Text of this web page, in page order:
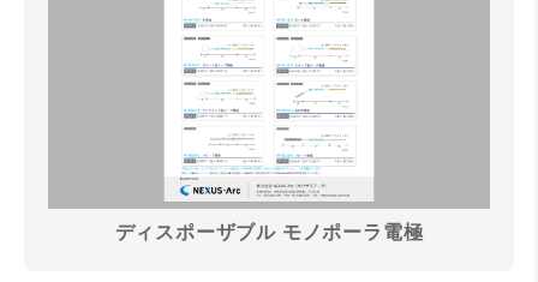
ディスポーザブル モノポーラ電極